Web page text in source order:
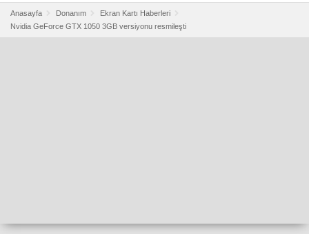
Anasayfa Donanım
Ekran Kartı Haberleri
Nvidia GeForce GTX 1050 3GB versiyonu resmileşti